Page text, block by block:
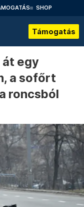
SHOP
Támogatás
egy
a sofőrt
roncsból